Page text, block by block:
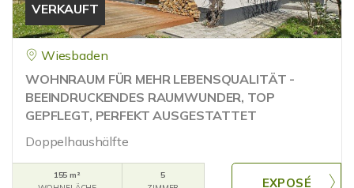
VERKAUFT
Wiesbaden
WOHNRAUM FÜR MEHR LEBENSQUALITÄT -
BEEINDRUCKENDES RAUMWUNDER, TOP
GEPFLEGT, PERFEKT AUSGESTATTET
Doppelhaushälfte
155 m²
5